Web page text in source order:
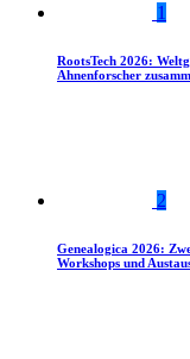
1
RootsTech 2026:
Ahnenforscher
2
Genealogica 2026:
Workshops und